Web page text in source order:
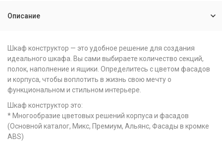
Описание
Шкаф конструктор — это удобное решение для создания
идеального шкафа. Вы сами выбираете количество секций,
полок, наполнение и ящики. Определитесь с цветом фасадов
и корпуса, чтобы воплотить в жизнь свою мечту о
функциональном и стильном интерьере.
Шкаф конструктор это:
* Многообразие цветовых решений корпуса и фасадов
(Основной каталог, Микс, Премиум, Альянс, Фасады в кромке
ABS)